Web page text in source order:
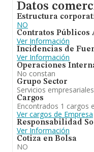
Datos
Estructura
NO
Contratos Públicos
Ver Información
Incidencias de
Ver Información
Operaciones
No constan
Grupo Sector
Servicios empresariales
Cargos
Encontrados 1 cargos
Ver cargos de Empresa
Responsabilidad
Ver Información
Cotiza en Bolsa
NO